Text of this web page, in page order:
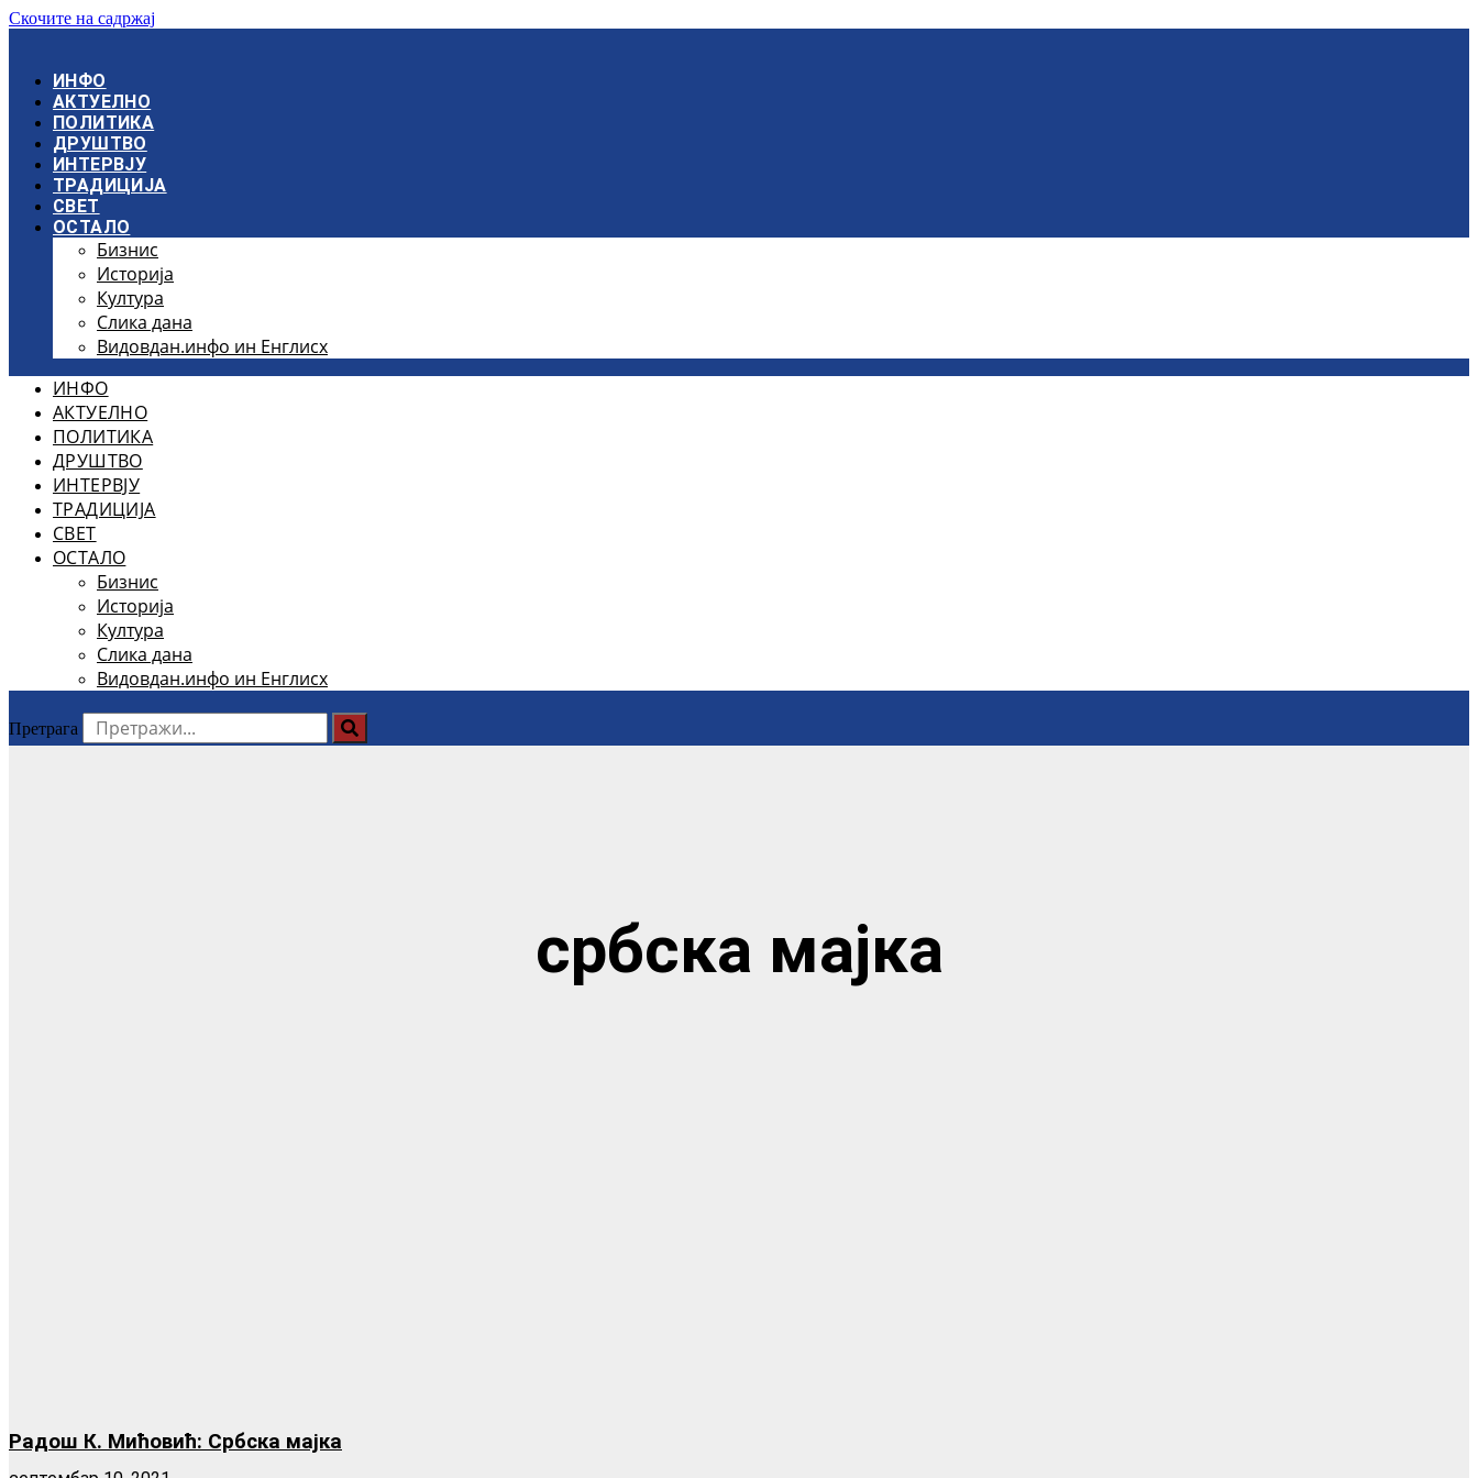
Скочите на садржај
ИНФО
АКТУЕЛНО
ПОЛИТИКА
ДРУШТВО
ИНТЕРВЈУ
ТРАДИЦИЈА
СВЕТ
ОСТАЛО
Бизнис
Историја
Култура
Слика дана
Видовдан.инфо ин Енглисх
ИНФО
АКТУЕЛНО
ПОЛИТИКА
ДРУШТВО
ИНТЕРВЈУ
ТРАДИЦИЈА
СВЕТ
ОСТАЛО
Бизнис
Историја
Култура
Слика дана
Видовдан.инфо ин Енглисх
Претрага
србска мајка
Радош К. Мићовић: Србска мајка